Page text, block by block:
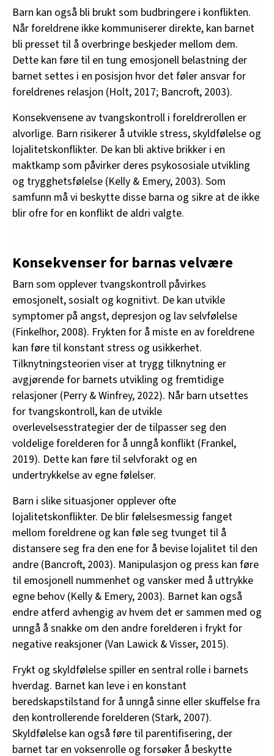
Barn kan også bli brukt som budbringere i konflikten.
Når foreldrene ikke kommuniserer direkte, kan barnet
bli presset til å overbringe beskjeder mellom dem.
Dette kan føre til en tung emosjonell belastning der
barnet settes i en posisjon hvor det føler ansvar for
foreldrenes relasjon (Holt, 2017; Bancroft, 2003).
Konsekvensene av tvangskontroll i foreldrerollen er
alvorlige. Barn risikerer å utvikle stress, skyldfølelse og
lojalitetskonflikter. De kan bli aktive brikker i en
maktkamp som påvirker deres psykososiale utvikling
og trygghetsfølelse (Kelly & Emery, 2003). Som
samfunn må vi beskytte disse barna og sikre at de ikke
blir ofre for en konflikt de aldri valgte.
Konsekvenser for barnas velvære
Barn som opplever tvangskontroll påvirkes
emosjonelt, sosialt og kognitivt. De kan utvikle
symptomer på angst, depresjon og lav selvfølelse
(Finkelhor, 2008). Frykten for å miste en av foreldrene
kan føre til konstant stress og usikkerhet.
Tilknytningsteorien viser at trygg tilknytning er
avgjørende for barnets utvikling og fremtidige
relasjoner (Perry & Winfrey, 2022). Når barn utsettes
for tvangskontroll, kan de utvikle
overlevelsesstrategier der de tilpasser seg den
voldelige forelderen for å unngå konflikt (Frankel,
2019). Dette kan føre til selvforakt og en
undertrykkelse av egne følelser.
Barn i slike situasjoner opplever ofte
lojalitetskonflikter. De blir følelsesmessig fanget
mellom foreldrene og kan føle seg tvunget til å
distansere seg fra den ene for å bevise lojalitet til den
andre (Bancroft, 2003). Manipulasjon og press kan føre
til emosjonell nummenhet og vansker med å uttrykke
egne behov (Kelly & Emery, 2003). Barnet kan også
endre atferd avhengig av hvem det er sammen med og
unngå å snakke om den andre forelderen i frykt for
negative reaksjoner (Van Lawick & Visser, 2015).
Frykt og skyldfølelse spiller en sentral rolle i barnets
hverdag. Barnet kan leve i en konstant
beredskapstilstand for å unngå sinne eller skuffelse fra
den kontrollerende forelderen (Stark, 2007).
Skyldfølelse kan også føre til parentifisering, der
barnet tar en voksenrolle og forsøker å beskytte